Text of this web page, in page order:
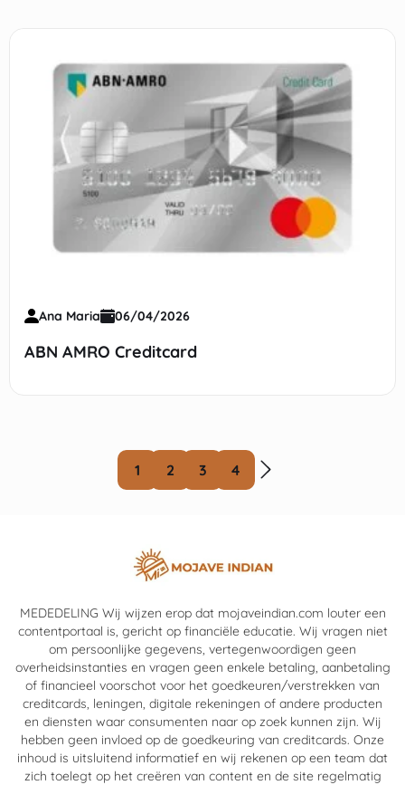
Ana Maria 06/04/2026
ABN AMRO Creditcard
1 2 3 4
MEDEDELING Wij wijzen erop dat mojaveindian.com louter een
contentportaal is, gericht op financiële educatie. Wij vragen niet
om persoonlijke gegevens, vertegenwoordigen geen
overheidsinstanties en vragen geen enkele betaling, aanbetaling
of financieel voorschot voor het goedkeuren/verstrekken van
creditcards, leningen, digitale rekeningen of andere producten
en diensten waar consumenten naar op zoek kunnen zijn. Wij
hebben geen invloed op de goedkeuring van creditcards. Onze
inhoud is uitsluitend informatief en wij rekenen op een team dat
zich toelegt op het creëren van content en de site regelmatig